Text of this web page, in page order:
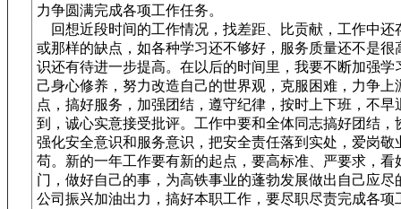
力争圆满完成各项工作任务。
回想近段时间的工作情况，找差距、比贡献，工作中还
或那样的缺点，如各种学习还不够好，服务质量还不是很
识还有待进一步提高。在以后的时间里，我要不断加强学
己身心修养，努力改造自己的世界观，克服困难，力争上
点，搞好服务，加强团结，遵守纪律，按时上下班，不早
到，诚心实意接受批评。工作中要和全体同志搞好团结，
强化安全意识和服务意识，把安全责任落到实处，爱岗敬
苟。新的一年工作要有新的起点，要高标准、严要求，看
门，做好自己的事，为高铁事业的蓬勃发展做出自己应尽
公司振兴加油出力，搞好本职工作，要尽职尽责完成各项